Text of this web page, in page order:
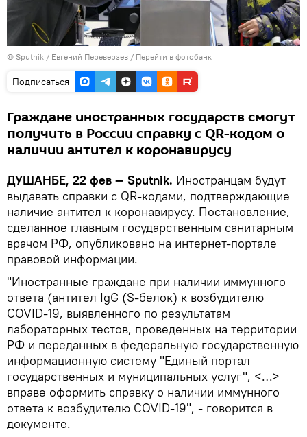
© Sputnik / Евгений Переверзев / Перейти в фотобанк
Подписаться
Граждане иностранных государств смогут
получить в России справку с QR-кодом о
наличии антител к коронавирусу
ДУШАНБЕ, 22 фев — Sputnik. Иностранцам будут
выдавать справки с QR-кодами, подтверждающие
наличие антител к коронавирусу. Постановление,
сделанное главным государственным санитарным
врачом РФ, опубликовано на интернет-портале
правовой информации.
"Иностранные граждане при наличии иммунного
ответа (антител IgG (S-белок) к возбудителю
COVID-19, выявленного по результатам
лабораторных тестов, проведенных на территории
РФ и переданных в федеральную государственную
информационную систему "Единый портал
государственных и муниципальных услуг", <…>
вправе оформить справку о наличии иммунного
ответа к возбудителю COVID-19", - говорится в
документе.